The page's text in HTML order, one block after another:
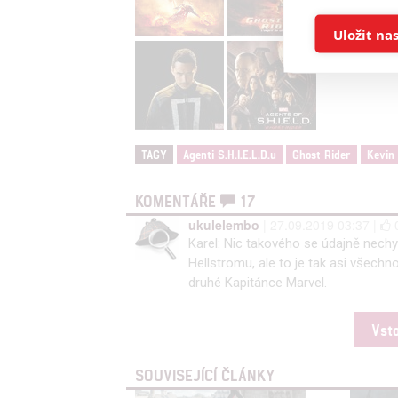
TAGY Agenti S.H.I.E.L.D.u Ghost Rider Kevin
KOMENTÁŘE
17
ukulelembo
Karel: Nic takového se údajně
Hellstromu, ale to je tak asi
druhé Kapitánce Marvel.
SOUVISEJÍCÍ ČLÁNKY
služeb
Udělením
možnost:
Poskytování
Uložit